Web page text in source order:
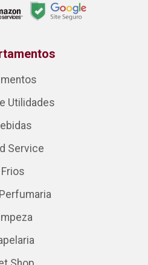
Utilidades
Service
Frios